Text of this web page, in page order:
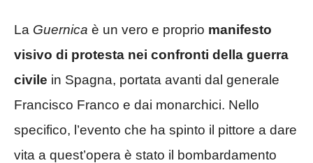
La Guernica è un vero e proprio manifesto
visivo di protesta nei confronti della guerra
civile in Spagna, portata avanti dal generale
Francisco Franco e dai monarchici. Nello
specifico, l’evento che ha spinto il pittore a dare
vita a quest’opera è stato il bombardamento